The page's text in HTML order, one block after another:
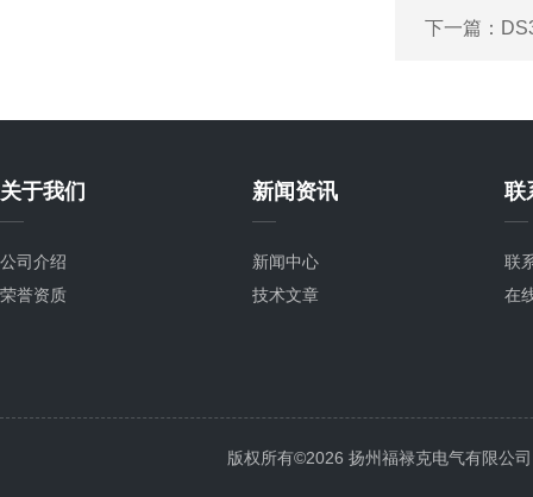
下一篇：
关于我们
公司介绍
荣誉资质
新闻资讯
新闻中心
技术文章
联
联
在
版权所有©2026 扬州福禄克电气有限公